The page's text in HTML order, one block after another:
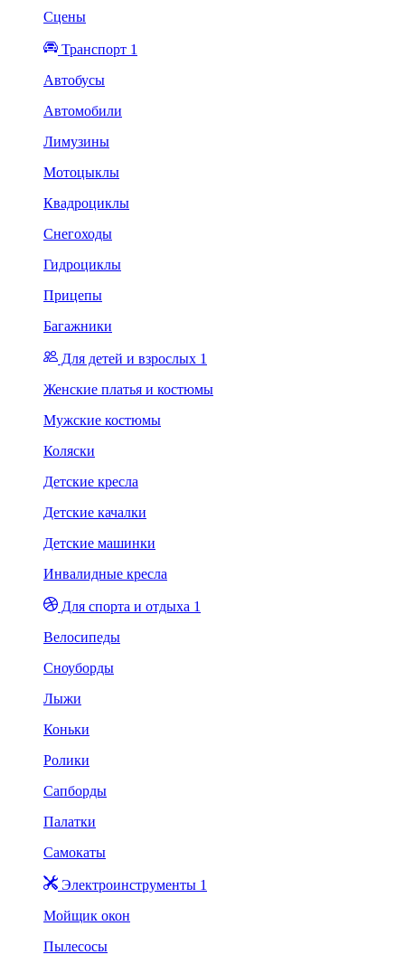
Сцены
Транспорт 1
Автобусы
Автомобили
Лимузины
Мотоцыклы
Квадроциклы
Снегоходы
Гидроциклы
Прицепы
Багажники
Для детей и взрослых 1
Женские платья и костюмы
Мужские костюмы
Коляски
Детские кресла
Детские качалки
Детские машинки
Инвалидные кресла
Для спорта и отдыха 1
Велосипеды
Сноуборды
Лыжи
Коньки
Ролики
Сапборды
Палатки
Самокаты
Электроинструменты 1
Мойщик окон
Пылесосы